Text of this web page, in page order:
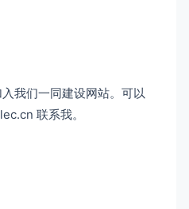
我们一同建设网站。可以
联系我。